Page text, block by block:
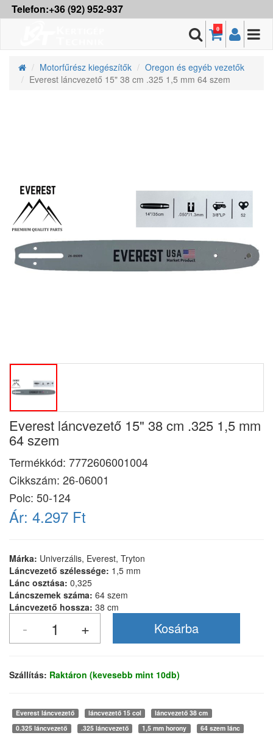
Telefon:+36 (92) 952-937
0
Motorfűrész kiegészítők
Oregon és egyéb vezetők
Everest láncvezető 15" 38 cm .325 1,5 mm 64 szem
Everest láncvezető 15" 38 cm .325 1,5 mm
64 szem
Termékkód: 7772606001004
Cikkszám: 26-06001
Polc: 50-124
Ár: 4.297 Ft
Márka: Univerzális, Everest, Tryton
Láncvezető szélessége: 1,5 mm
Lánc osztása: 0,325
Láncszemek száma: 64 szem
Láncvezető hossza: 38 cm
Szállítás: Raktáron (kevesebb mint 10db)
Everest láncvezető láncvezető 15 col
láncvezető 38 cm
0.325 láncvezető
.325 láncvezető 1,5 mm horony
64 szem lánc